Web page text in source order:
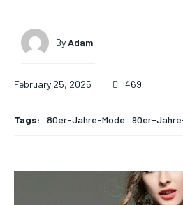
ByAdam
February 25, 2025 469
Tags: 80er-Jahre-Mode 90er-